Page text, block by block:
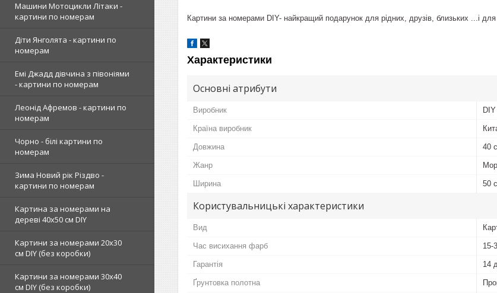
Машини Мотоцикли Літаки -
картини по номерам
Діти Янголята - картини по
номерам
Емі Джадд дівчина з півоніями
- картини по номерам
Леонід Афремов - картини по
номерам
Чорно - білі картини по
номерам
Зима Новий рік Різдво -
картини по номерам
Картина за номерами на
дереві 40х50 см DIY
Картини за номерами 20х30
см DIY (без коробки)
Картини за номерами 30х40
см DIY (без коробки)
Картини за номерами DIY- найкращий подарунок для рідних, друзів, близьких ...і
Характеристики
Основні атрибути
Виробник DIY
Країна виробник
Довжина 40
Жанр
Ширина 50
Користувальницькі характеристики
Вид
Час висихання фарб 15-
Гарантія 14
Ґрунтовка полотна